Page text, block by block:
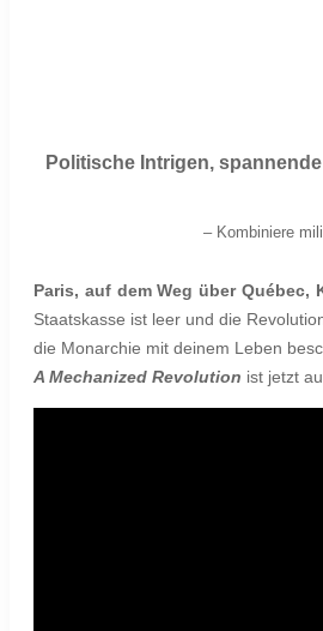
Politische Intrigen,
– Kombiniere
Paris, auf dem Weg über Québec,
Staatskasse ist leer und die
die Monarchie mit deinem Leben
A Mechanized Revolution ist jetzt